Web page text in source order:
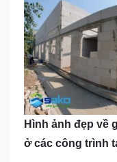
Hình ảnh đẹp về
ở các công trình